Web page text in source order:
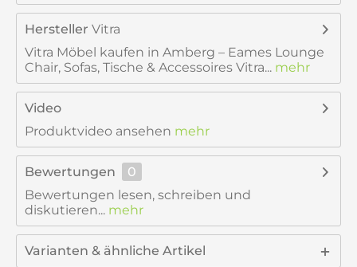
Hersteller Vitra
Vitra Möbel kaufen in Amberg – Eames Lounge
Chair, Sofas, Tische & Accessoires Vitra... mehr
Video
Produktvideo ansehen mehr
Bewertungen
0
Bewertungen lesen, schreiben und
diskutieren... mehr
Varianten & ähnliche Artikel